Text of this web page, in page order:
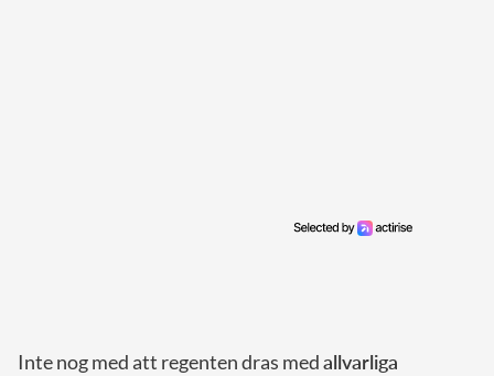
Inte nog med att regenten dras medallvarliga